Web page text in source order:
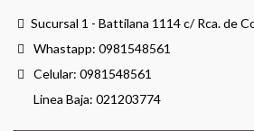
Sucursal 1 - Battilana 1114 c/ Rca. de
Whastapp: 0981548561
Celular: 0981548561
Linea Baja: 021203774